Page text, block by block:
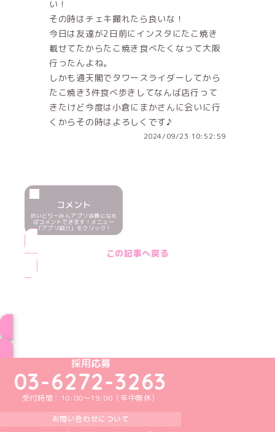
い！
その時はチェキ撮れたら良いな！
今日は友達が2日前にインスタにたこ焼き
載せてたからたこ焼き食べたくなって大阪
行ったんよね。
しかも通天閣でタワースライダーしてから
たこ焼き3件食べ歩きしてなんば店行って
きたけど今度は小倉にまかさんに会いに行
くからその時はよろしくです♪
2024/09/23 10:52:59
コメント
めいどりーみんアプリ会員になれ
ばコメントできます！メニュー
「アプリ紹介」をクリック！
この記事へ戻る
めいどりーみんTikTok公式アカウント
めいどりーみんX公式アカウント
めいどりーみんInstagram公式アカウント
めいどりーみんFacebook公式アカウン
めいどりーみんYouTube公式アカ
採用応募
03-6272-3263
受付時間：10:00～19:00（年中無休）
お問い合わせについて